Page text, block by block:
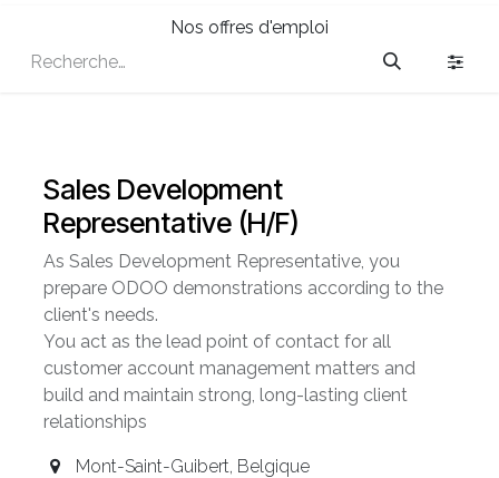
Nos offres d'emploi
Sales Development
Representative (H/F)
As Sales Development Representative, you
prepare ODOO demonstrations according to the
client's needs.
You act as the lead point of contact for all
customer account management matters and
build and maintain strong, long-lasting client
relationships
Mont-Saint-Guibert, Belgique